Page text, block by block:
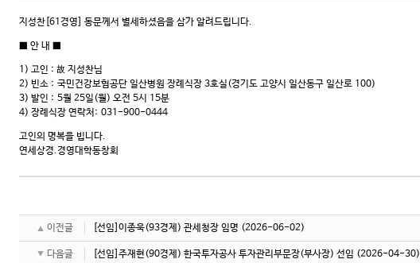
지성찬[61경영] 동문께서 별세하셨음을 삼가 알려드립니다.
■ 안 내 ■
1) 고인 : 故 지성찬님
2) 빈소 : 국민건강보험공단 일산병원 장례식장 3호실(경기도 고양시 일산동구 일산로 100)
3) 발인 : 5월 25일(월) 오전 5시 15분
4) 장례식장 연락처: 031-900-0444
고인의 명복을 빕니다.
연세상경.경영대학동창회
이전글 [선임]이종욱(93경제) 관세청장 임명 (2026-06-02)
다음글 [선임]주재현(90경제) 한국투자공사 투자관리부문장(부사장) 선임 (2026-04-30)